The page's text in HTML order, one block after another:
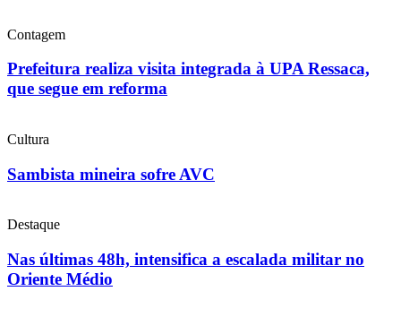
Contagem
Prefeitura realiza visita integrada à UPA Ressaca,
que segue em reforma
Cultura
Sambista mineira sofre AVC
Destaque
Nas últimas 48h, intensifica a escalada militar no
Oriente Médio